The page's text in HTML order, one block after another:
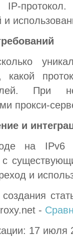
IP-
и
какой
При
прокси-
и
на IPv6
с
и
-
17 июля